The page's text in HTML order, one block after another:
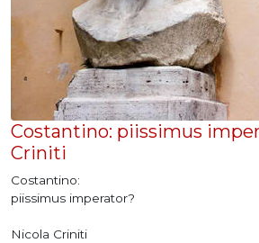
Costantino: piissimus
Criniti
Costantino:
piissimus imperator?
Nicola Criniti